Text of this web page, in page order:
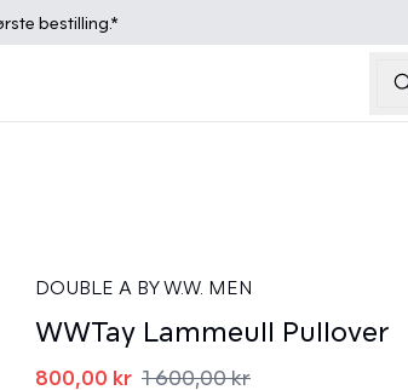
bestilling.*
DOUBLE A BY W.W. MEN
WWTay Lammeull Pullover
800,00 kr 1 600,00 kr